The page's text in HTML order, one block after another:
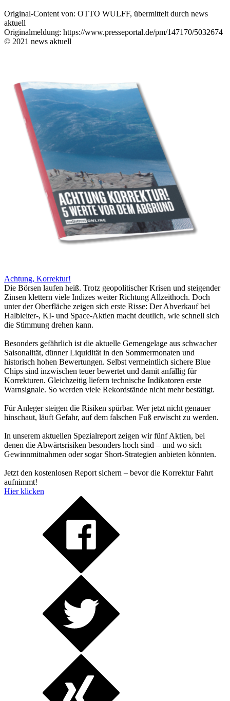
Original-Content von: OTTO WULFF, übermittelt durch news
aktuell
Originalmeldung: https://www.presseportal.de/pm/147170/5032674
© 2021 news aktuell
Achtung, Korrektur!
Die Börsen laufen heiß. Trotz geopolitischer Krisen und steigender
Zinsen klettern viele Indizes weiter Richtung Allzeithoch. Doch
unter der Oberfläche zeigen sich erste Risse: Der Abverkauf bei
Halbleiter-, KI- und Space-Aktien macht deutlich, wie schnell sich
die Stimmung drehen kann.
Besonders gefährlich ist die aktuelle Gemengelage aus schwacher
Saisonalität, dünner Liquidität in den Sommermonaten und
historisch hohen Bewertungen. Selbst vermeintlich sichere Blue
Chips sind inzwischen teuer bewertet und damit anfällig für
Korrekturen. Gleichzeitig liefern technische Indikatoren erste
Warnsignale. So werden viele Rekordstände nicht mehr bestätigt.
Für Anleger steigen die Risiken spürbar. Wer jetzt nicht genauer
hinschaut, läuft Gefahr, auf dem falschen Fuß erwischt zu werden.
In unserem aktuellen Spezialreport zeigen wir fünf Aktien, bei
denen die Abwärtsrisiken besonders hoch sind – und wo sich
Gewinnmitnahmen oder sogar Short-Strategien anbieten könnten.
Jetzt den kostenlosen Report sichern – bevor die Korrektur Fahrt
aufnimmt!
Hier klicken